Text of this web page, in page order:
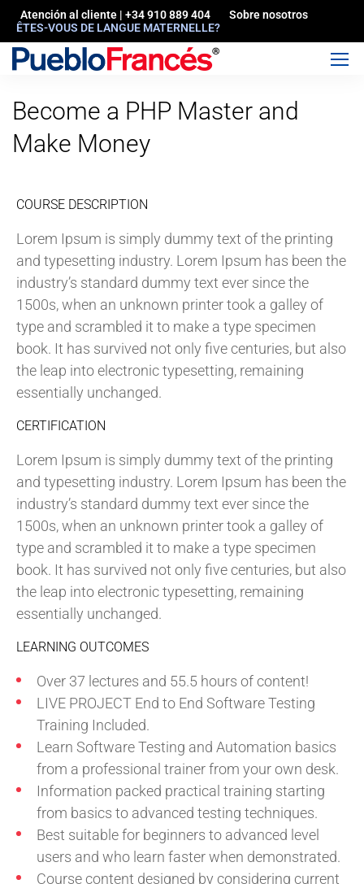
Atención al cliente | +34 910 889 404
Sobre nosotros
ÊTES-VOUS DE LANGUE MATERNELLE?
Become a PHP Master and
Make Money
COURSE DESCRIPTION
Lorem Ipsum is simply dummy text of the printing
and typesetting industry. Lorem Ipsum has been the
industry’s standard dummy text ever since the
1500s, when an unknown printer took a galley of
type and scrambled it to make a type specimen
book. It has survived not only five centuries, but also
the leap into electronic typesetting, remaining
essentially unchanged.
CERTIFICATION
Lorem Ipsum is simply dummy text of the printing
and typesetting industry. Lorem Ipsum has been the
industry’s standard dummy text ever since the
1500s, when an unknown printer took a galley of
type and scrambled it to make a type specimen
book. It has survived not only five centuries, but also
the leap into electronic typesetting, remaining
essentially unchanged.
LEARNING OUTCOMES
Over 37 lectures and 55.5 hours of content!
LIVE PROJECT End to End Software Testing
Training Included.
Learn Software Testing and Automation basics
from a professional trainer from your own desk.
Information packed practical training starting
from basics to advanced testing techniques.
Best suitable for beginners to advanced level
users and who learn faster when demonstrated.
Course content designed by considering current